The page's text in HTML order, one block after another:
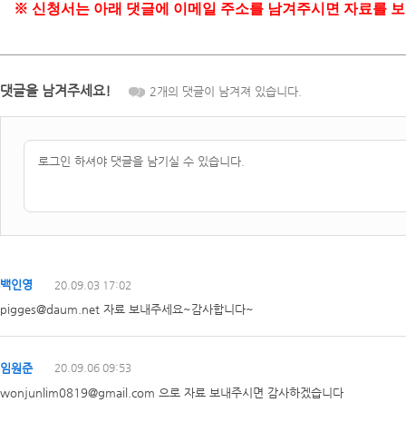
※ 신청서는 아래 댓글에 이메일 주소를 남겨주시면 자료를
댓글을 남겨주세요! 2개의 댓글이 남겨져 있습니다.
백인영 20.09.03 17:02
pigges@daum.net 자료 보내주세요~감사합니다~
임원준 20.09.06 09:53
wonjunlim0819@gmail.com 으로 자료 보내주시면 감사하겠습니다